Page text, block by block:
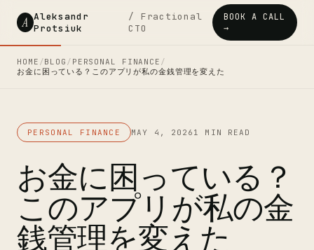
A Aleksandr
Protsiuk
/ Fractional
CTO
BOOK A CALL
→
HOME /BLOG / PERSONAL FINANCE /
お金に困っている？このアプリが私の金銭管理を変えた
PERSONAL FINANCE MAY 4, 2026 1 MIN READ
お金に困っている？
このアプリが私の金
銭管理を変えた